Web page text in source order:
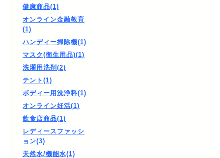
健康商品(1)
オンライン金融教育
(1)
ハンディー掃除機(1)
マスク(衛生用品)(1)
洗濯用洗剤(2)
テント(1)
ボディー用洗浄料(1)
オンライン妊活(1)
飲食店商品(1)
レディースファッシ
ョン(3)
天然水/機能水(1)